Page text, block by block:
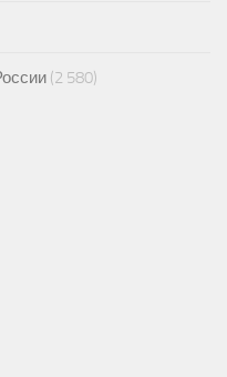
(2 580)